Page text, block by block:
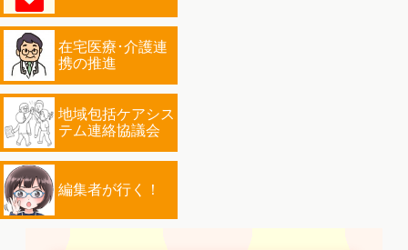
在宅医療･介護連
携の推進
地域包括ケアシス
テム連絡協議会
編集者が行く！